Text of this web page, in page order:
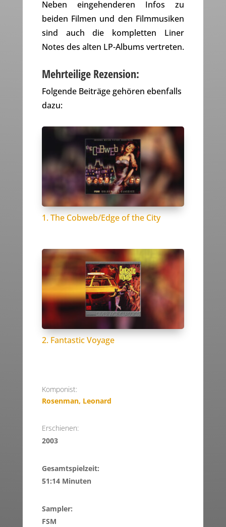
Neben eingehenderen Infos zu
beiden Filmen und den Filmmusiken
sind auch die kompletten Liner
Notes des alten LP-Albums vertreten.
Mehrteilige Rezension:
Folgende Beiträge gehören ebenfalls
dazu:
1. The Cobweb/Edge of the City
2. Fantastic Voyage
Komponist:
Rosenman, Leonard
Erschienen:
2003
Gesamtspielzeit:
51:14 Minuten
Sampler:
FSM